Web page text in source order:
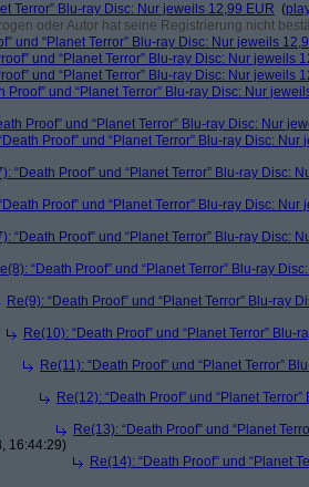
Terror” Blu-ray Disc: Nur jeweils 12,99 EUR (
oder Autor hat seine Registrierung nicht
und “Planet Terror” Blu-ray Disc: Nur jeweils
und “Planet Terror” Blu-ray Disc: Nur jeweils
und “Planet Terror” Blu-ray Disc: Nur jeweils
Proof” und “Planet Terror” Blu-ray Disc: Nur
Proof” und “Planet Terror” Blu-ray Disc: Nur
Proof” und “Planet Terror” Blu-ray Disc:
“Death Proof” und “Planet Terror” Blu-ray Disc:
Proof” und “Planet Terror” Blu-ray Disc:
“Death Proof” und “Planet Terror” Blu-ray Disc:
“Death Proof” und “Planet Terror” Blu-ray
Re(9): “Death Proof” und “Planet Terror” Blu-ray
Re(10): “Death Proof” und “Planet Terror”
Re(11): “Death Proof” und “Planet Terror”
Re(12): “Death Proof” und “Planet
Re(13): “Death Proof” und “Planet
16:44:29)
Re(14): “Death Proof” und “Planet